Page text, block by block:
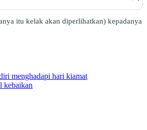
itu kelak akan diperlihatkan) kepadanya
menghadapi hari kiamat
kebaikan